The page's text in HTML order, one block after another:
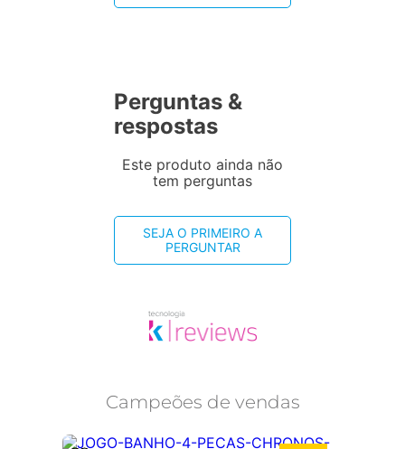
Perguntas &
respostas
Este produto ainda não
tem perguntas
SEJA O PRIMEIRO A
PERGUNTAR
Campeões de vendas